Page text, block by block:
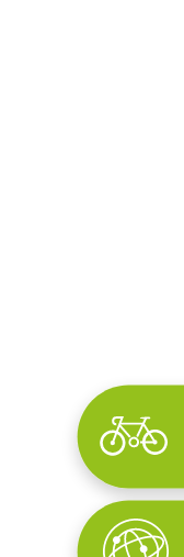
Wyszukaj